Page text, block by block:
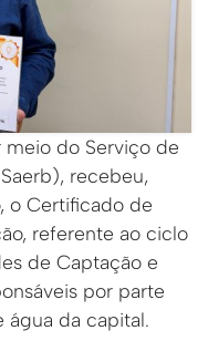
meio do Serviço de
recebeu,
o Certificado de
referente ao ciclo
de Captação e
por parte
água da capital.